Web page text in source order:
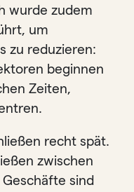
wurde zudem
um
zu reduzieren:
beginnen
Zeiten,
recht spät.
zwischen
sind